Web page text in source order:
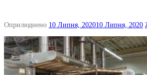
Оприлюднено 10 Липня, 202010 Липня, 2020